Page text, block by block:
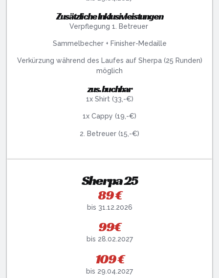
Zusätzliche Inklusivleistungen
Verpflegung 1. Betreuer
Sammelbecher + Finisher-Medaille
Verkürzung während des Laufes auf Sherpa (25 Runden)
möglich
zus. buchbar
1x Shirt (33,-€)
1x Cappy (19,-€)
2. Betreuer (15,-€)
Sherpa 25
89 €
bis 31.12.2026
99€
bis 28.02.2027
109 €
bis 29.04.2027